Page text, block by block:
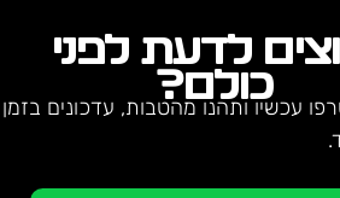
לדעת לפני
כולם?
עכשיו ותהנו מהטבות, עדכונים